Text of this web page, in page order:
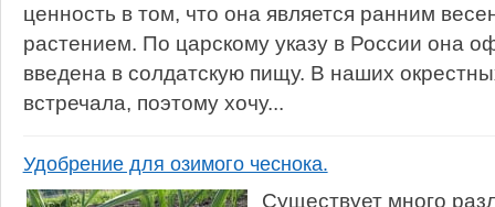
ценность в том, что она является ранним
растением. По царскому указу в России она
введена в солдатскую пищу. В наших
встречала, поэтому хочу...
Удобрение для озимого чеснока.
Существует много